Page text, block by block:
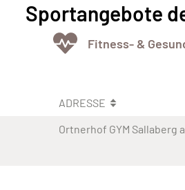
Sportangebote
Fitness- &
ADRESSE
Ortnerhof GYM Sallaberg